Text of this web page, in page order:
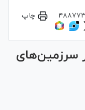
چاپ
سرزمین‌های